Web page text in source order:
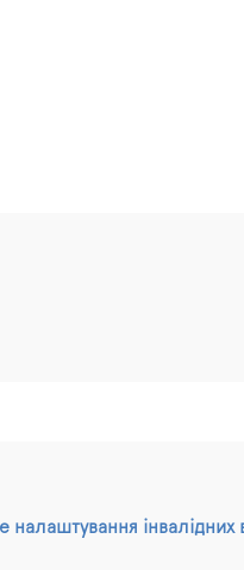
налаштування інвалідних